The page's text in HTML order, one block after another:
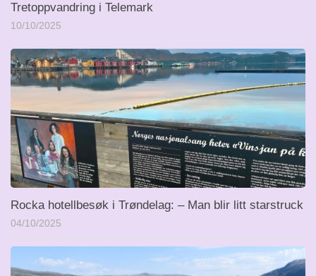
Tretoppvandring i Telemark
10/10/2025
Rocka hotellbesøk i Trøndelag: – Man blir litt starstruck
04/10/2025